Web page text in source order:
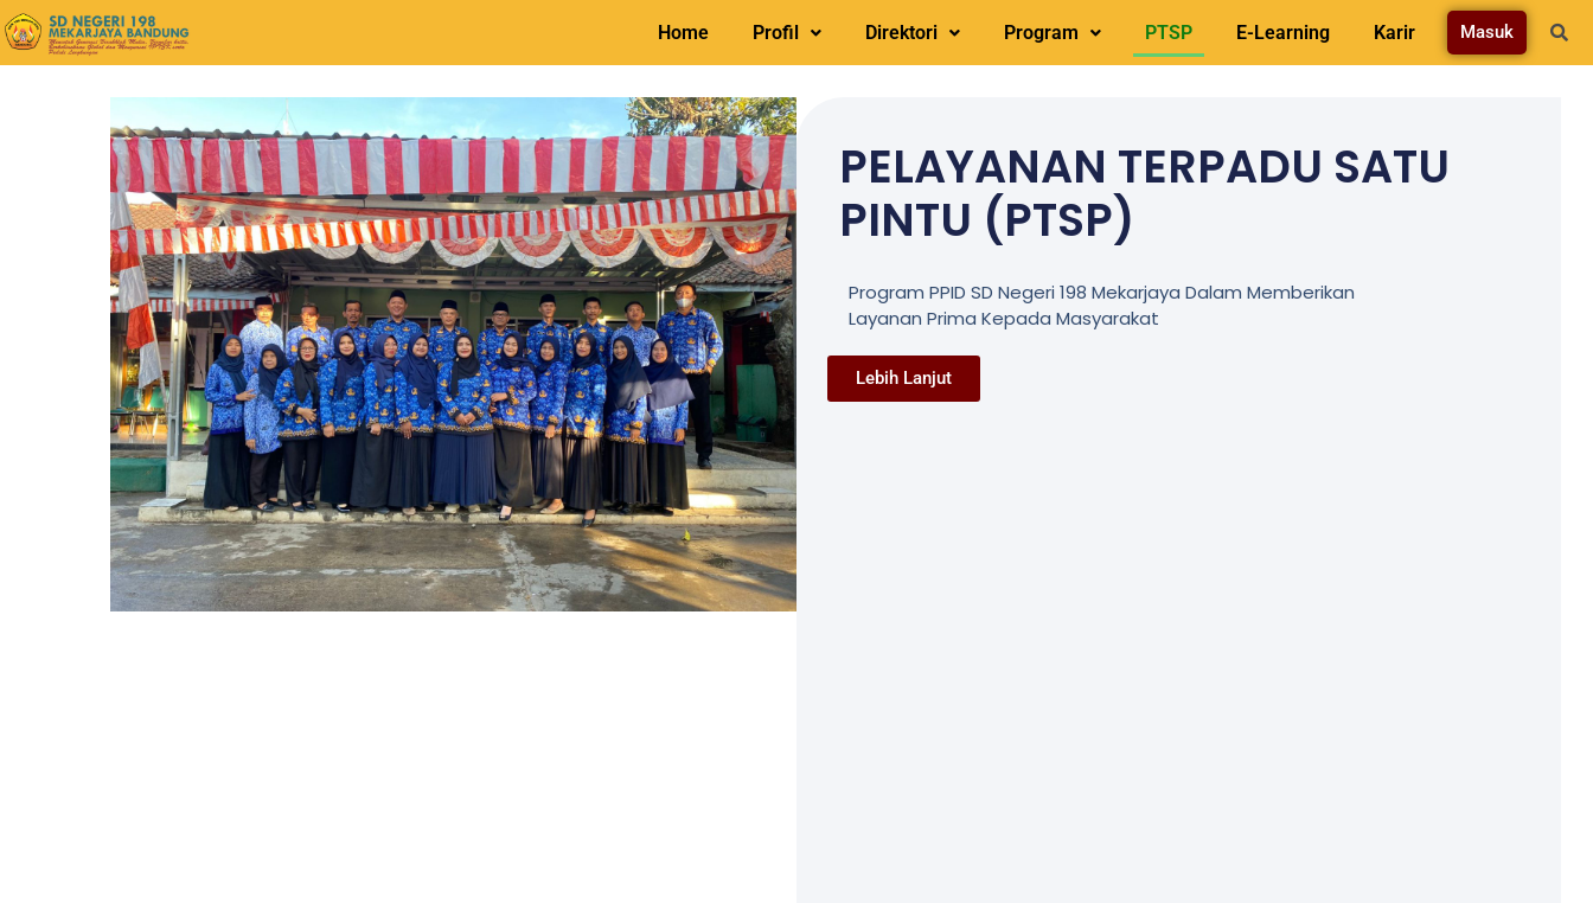
Home Profil Direktori Program PTSP E-Learning Karir Masuk
PELAYANAN TERPADU SATU
PINTU (PTSP)
Program PPID SD Negeri 198 Mekarjaya Dalam Memberikan
Layanan Prima Kepada Masyarakat
Lebih Lanjut